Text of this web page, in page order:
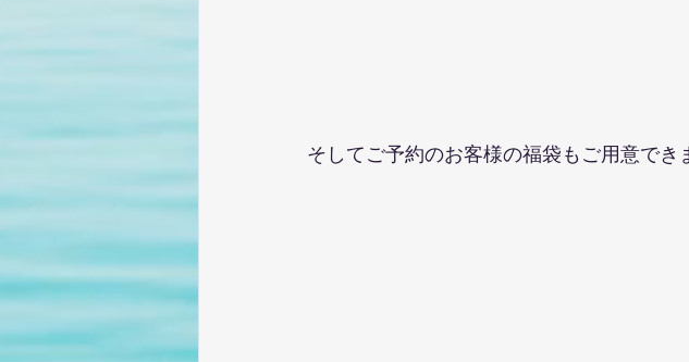
そしてご予約のお客様の福袋もご用意でき